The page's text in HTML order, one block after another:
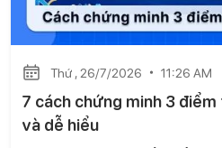
Thứ , 26/7/2026 11:26 AM
7 cách chứng minh 3
và dễ hiểu